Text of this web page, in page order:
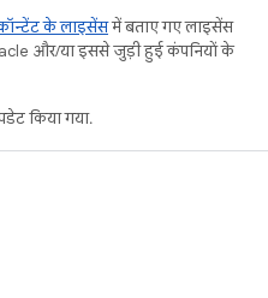
के लाइसेंसमें बताए गए लाइसेंस
और/या इससे जुड़ी हुई कंपनियों के
किया गया.